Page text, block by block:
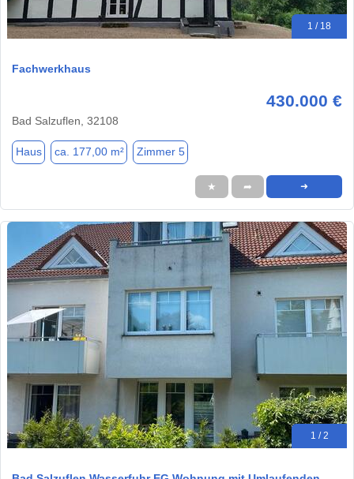
1 / 18
Fachwerkhaus
430.000 €
Bad Salzuflen, 32108
Haus ca. 177,00 m² Zimmer 5
★ ➦ ➜
1 / 2